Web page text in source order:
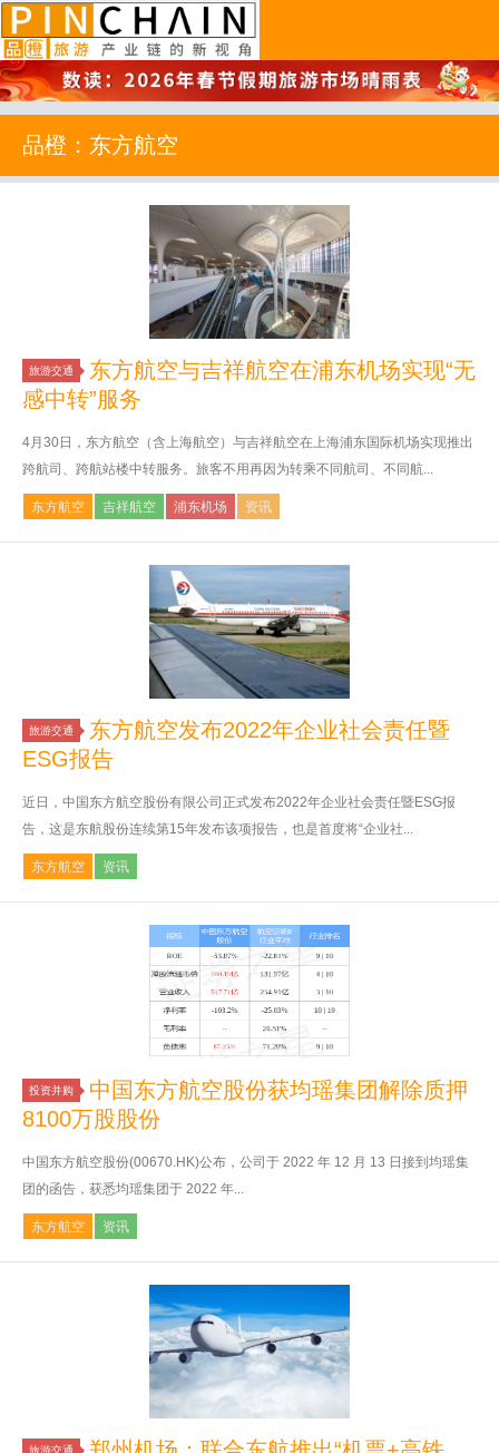
品橙旅游
品橙：东方航空
旅游交通
东方航空与吉祥航空在浦东机场实现“无
感中转”服务
4月30日，东方航空（含上海航空）与吉祥航空在上海浦东国际机场实现推出
跨航司、跨航站楼中转服务。旅客不用再因为转乘不同航司、不同航...
东方航空 吉祥航空 浦东机场 资讯
旅游交通
东方航空发布2022年企业社会责任暨
ESG报告
近日，中国东方航空股份有限公司正式发布2022年企业社会责任暨ESG报
告，这是东航股份连续第15年发布该项报告，也是首度将“企业社...
东方航空 资讯
投资并购
中国东方航空股份获均瑶集团解除质押
8100万股股份
中国东方航空股份(00670.HK)公布，公司于 2022 年 12 月 13 日接到均瑶集
团的函告，获悉均瑶集团于 2022 年...
东方航空 资讯